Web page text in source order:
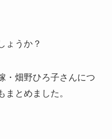
ょうか？
・畑野ひろ子さんにつ
とめました。